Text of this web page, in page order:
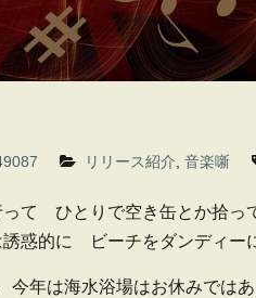
リリース紹介 音楽噺
って ひとりで空き缶とか拾
誘惑的に ビーチをダンディ
今年は海水浴場はお休みでは